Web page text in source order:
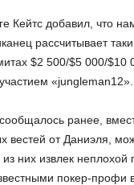
Кейтс добавил, что
рассчитывает
$2 500/$5 000/
«jungleman12».
ранее,
вестей от Даниэля,
из них извлек
покер-профи